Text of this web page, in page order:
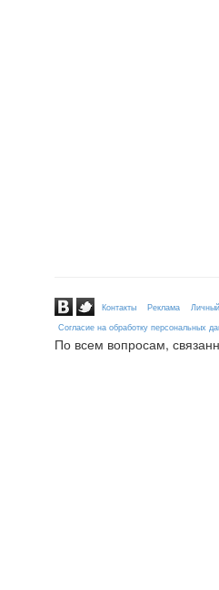
Контакты Реклама
Согласие на обработку персональных
По всем вопросам,